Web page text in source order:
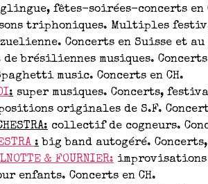
fêtes-soirées-concerts en
triphoniques. Multiples
Concerts en Suisse et au
brésiliennes musiques.
music. Concerts en CH.
: super musiques. Concerts,
originales de S.F.
collectif de cogneurs.
: big band autogéré.
& FOURNIER: improvisations
enfants. Concerts en CH.